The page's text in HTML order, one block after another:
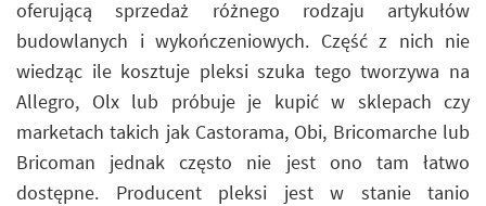
oferującą sprzedaż różnego rodzaju artykułów
budowlanych i wykończeniowych. Część z nich nie
wiedząc ile kosztuje pleksi szuka tego tworzywa na
Allegro, Olx lub próbuje je kupić w sklepach czy
marketach takich jak Castorama, Obi, Bricomarche lub
Bricoman jednak często nie jest ono tam łatwo
dostępne. Producent pleksi jest w stanie tanio